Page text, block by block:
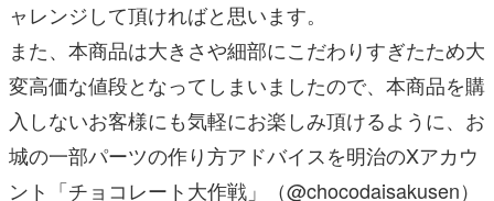
ャレンジして頂ければと思います。
また、本商品は大きさや細部にこだわりすぎたため大
変高価な値段となってしまいましたので、本商品を購
入しないお客様にも気軽にお楽しみ頂けるように、お
城の一部パーツの作り方アドバイスを明治のXアカウ
ント「チョコレート大作戦」（@chocodaisakusen）